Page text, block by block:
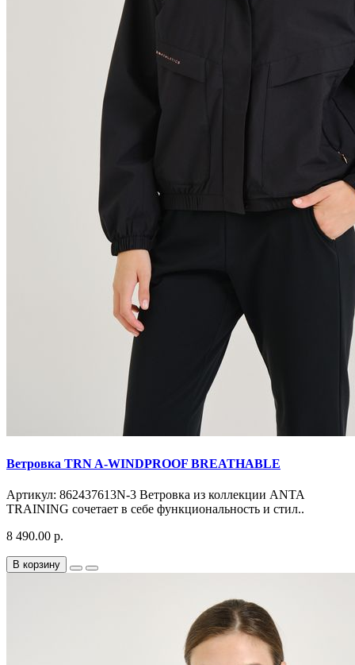
Ветровка TRN A-WINDPROOF BREATHABLE
Артикул: 862437613N-3 Ветровка из коллекции ANTA
TRAINING сочетает в себе функциональность и стил..
8 490.00 р.
В корзину